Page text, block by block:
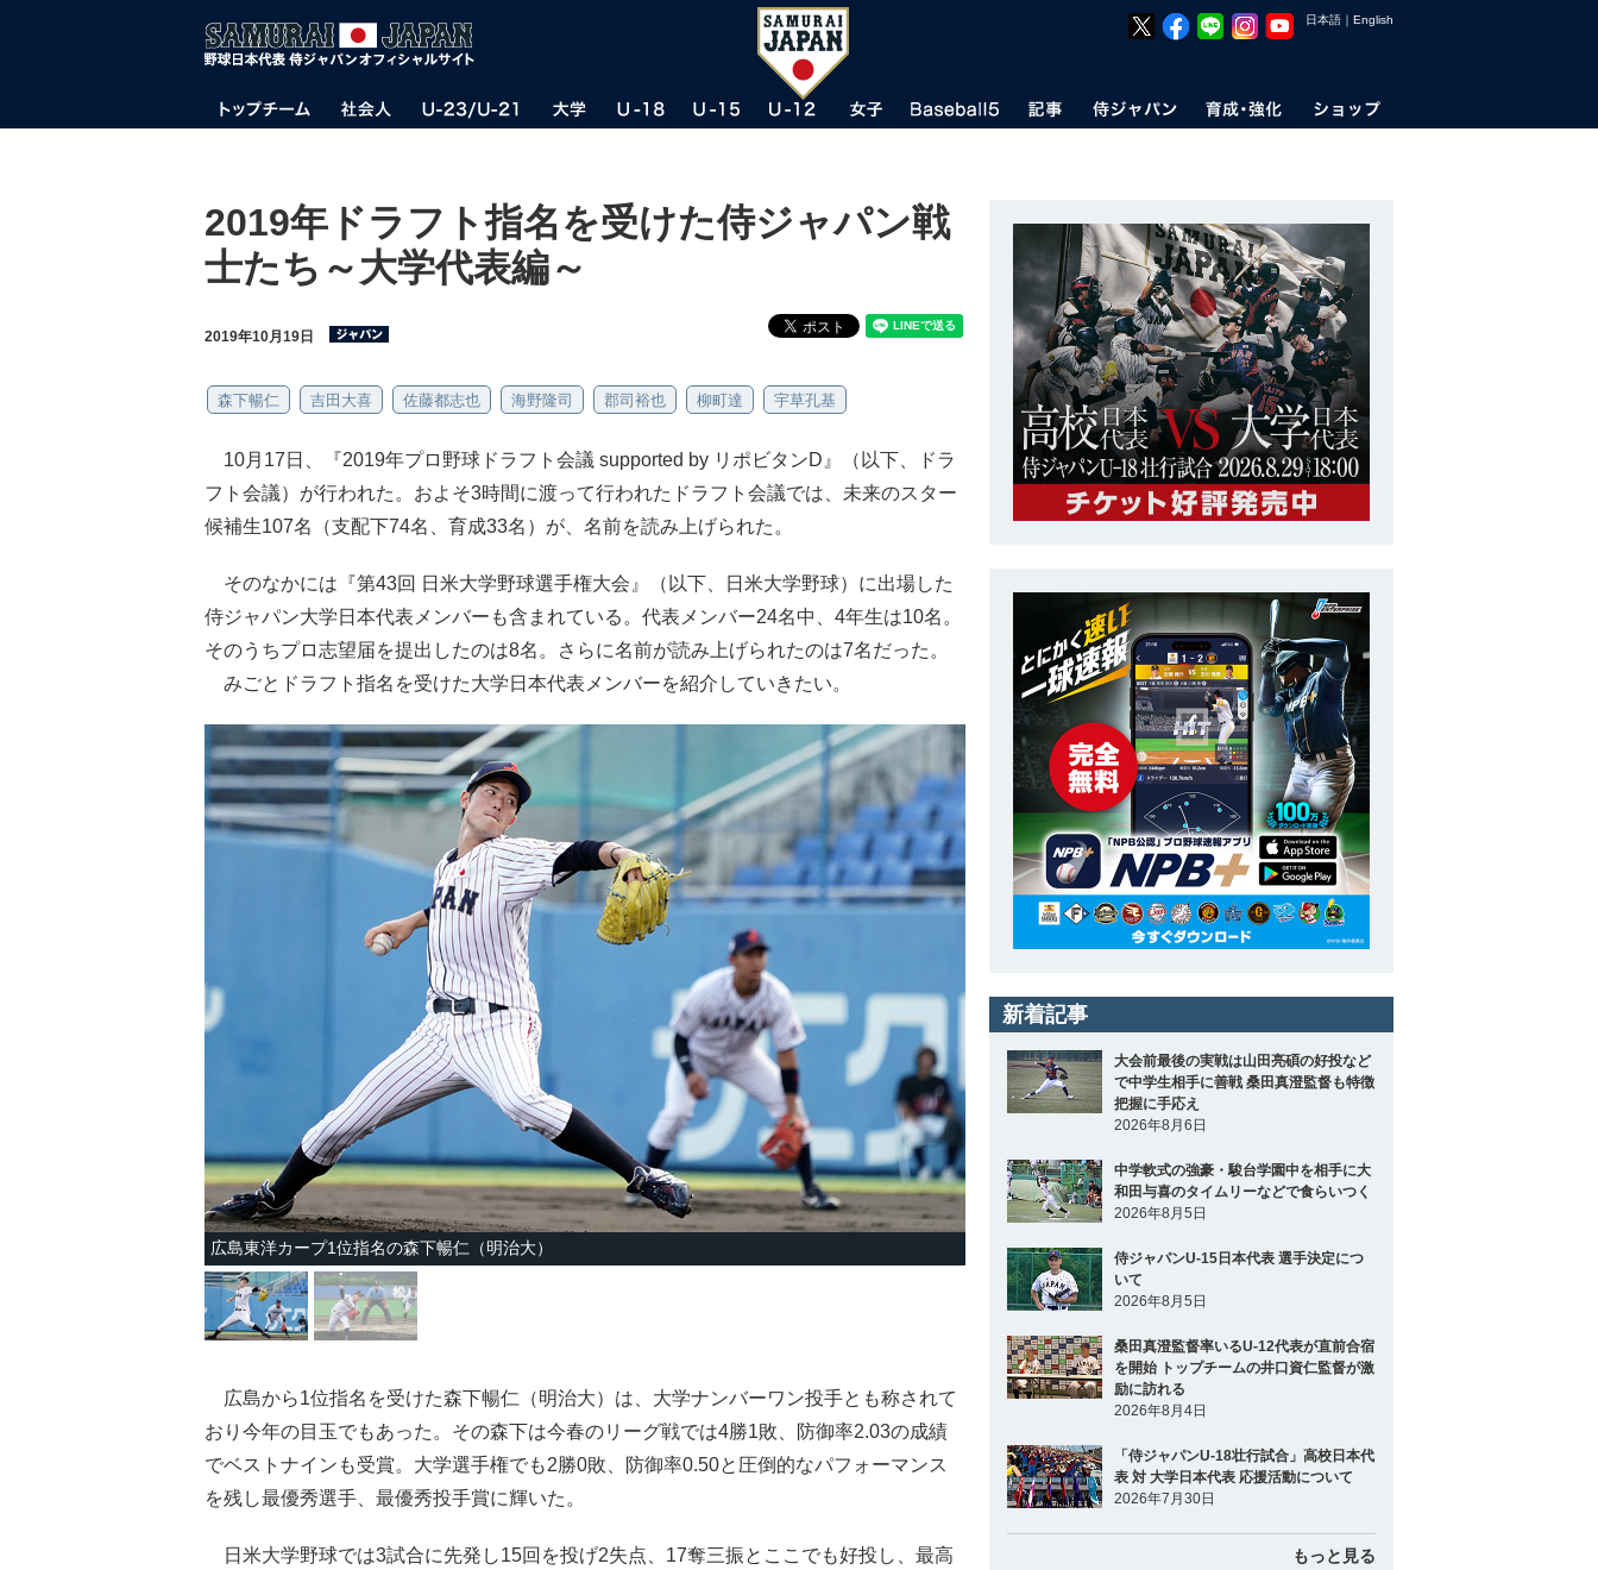
日本語 ｜ English
2019年ドラフト指名を受けた侍ジャパン戦
士たち～大学代表編～
2019年10月19日
森下暢仁 吉田大喜 佐藤都志也 海野隆司 郡司裕也 柳町達 宇草孔基
10月17日、『2019年プロ野球ドラフト会議 supported by リポビタンD』（以下、ドラ
フト会議）が行われた。およそ3時間に渡って行われたドラフト会議では、未来のスター
候補生107名（支配下74名、育成33名）が、名前を読み上げられた。
そのなかには『第43回 日米大学野球選手権大会』（以下、日米大学野球）に出場した
侍ジャパン大学日本代表メンバーも含まれている。代表メンバー24名中、4年生は10名。
そのうちプロ志望届を提出したのは8名。さらに名前が読み上げられたのは7名だった。
みごとドラフト指名を受けた大学日本代表メンバーを紹介していきたい。
広島東洋カープ1位指名の森下暢仁（明治大）
広島から1位指名を受けた森下暢仁（明治大）は、大学ナンバーワン投手とも称されて
おり今年の目玉でもあった。その森下は今春のリーグ戦では4勝1敗、防御率2.03の成績
でベストナインも受賞。大学選手権でも2勝0敗、防御率0.50と圧倒的なパフォーマンス
を残し最優秀選手、最優秀投手賞に輝いた。
日米大学野球では3試合に先発し15回を投げ2失点、17奪三振とここでも好投し、最高
新着記事
大会前最後の実戦は山田亮碩の好投など
で中学生相手に善戦 桑田真澄監督も特徴
把握に手応え
2026年8月6日
中学軟式の強豪・駿台学園中を相手に大
和田与喜のタイムリーなどで食らいつく
2026年8月5日
侍ジャパンU-15日本代表 選手決定につ
いて
2026年8月5日
桑田真澄監督率いるU-12代表が直前合宿
を開始 トップチームの井口資仁監督が激
励に訪れる
2026年8月4日
「侍ジャパンU-18壮行試合」高校日本代
表 対 大学日本代表 応援活動について
2026年7月30日
もっと見る